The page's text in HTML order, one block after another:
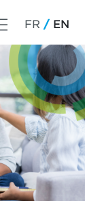
FR EN